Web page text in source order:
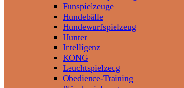
Funspielzeuge
Hundebälle
Hundewurfspielzeug
Hunter
Intelligenz
KONG
Leuchtspielzeug
Obedience-Training